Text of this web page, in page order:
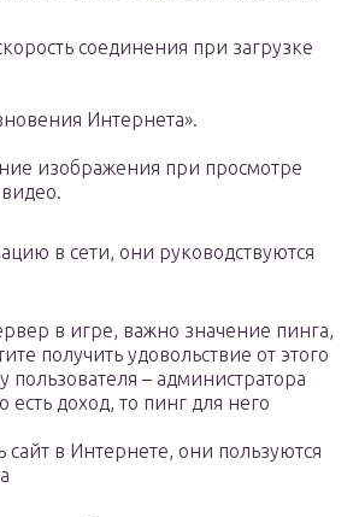
соединения при загрузке
Интернета».
изображения при просмотре
в сети, они руководствуются
в игре, важно значение пинга,
получить удовольствие от этого
пользователя – администратора
есть доход, то пинг для него
сайт в Интернете, они пользуются